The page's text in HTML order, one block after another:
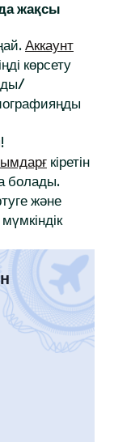
жақсы
Аккаунт
көрсету
кіретін
болады.
және